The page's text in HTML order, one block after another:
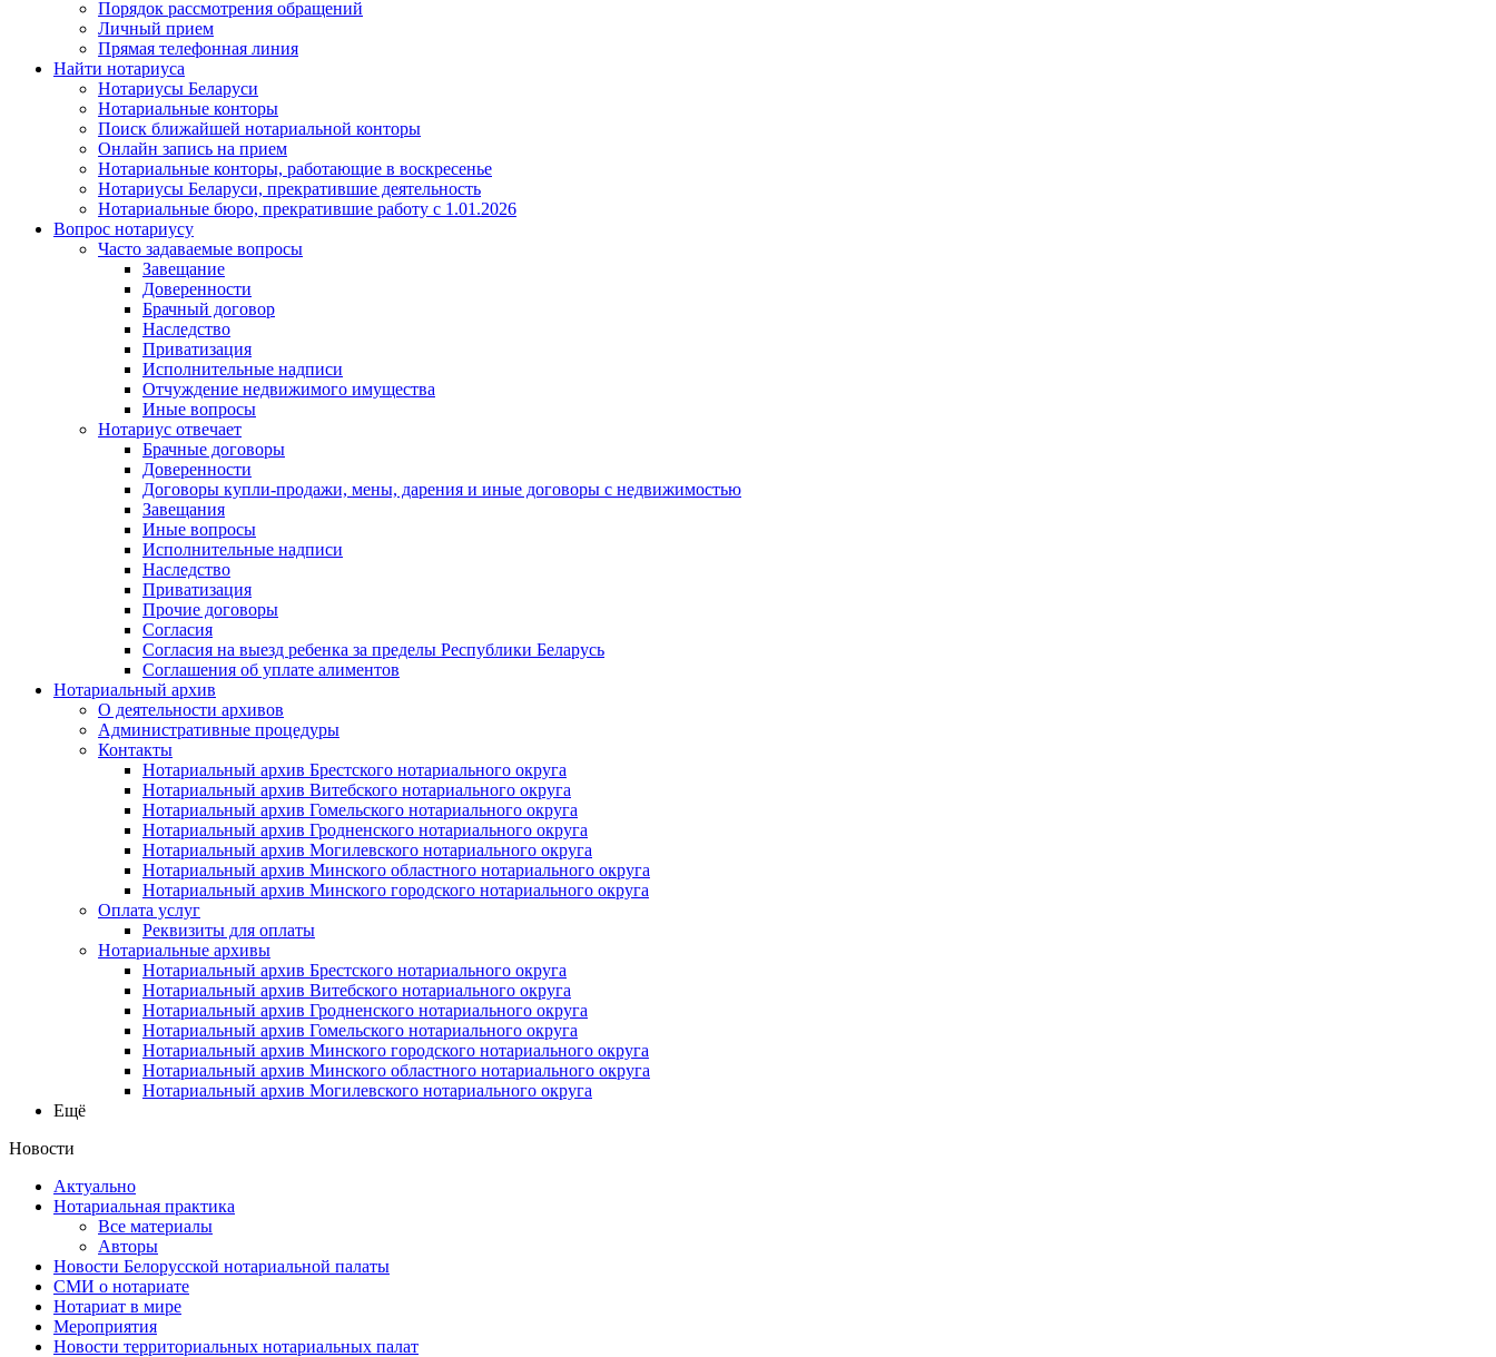
Порядок рассмотрения обращений
Личный прием
Прямая телефонная линия
Найти нотариуса
Нотариусы Беларуси
Нотариальные конторы
Поиск ближайшей нотариальной конторы
Онлайн запись на прием
Нотариальные конторы, работающие в воскресенье
Нотариусы Беларуси, прекратившие деятельность
Нотариальные бюро, прекратившие работу с 1.01.2026
Вопрос нотариусу
Часто задаваемые вопросы
Завещание
Доверенности
Брачный договор
Наследство
Приватизация
Исполнительные надписи
Отчуждение недвижимого имущества
Иные вопросы
Нотариус отвечает
Брачные договоры
Доверенности
Договоры купли-продажи, мены, дарения и иные договоры с недвижимостью
Завещания
Иные вопросы
Исполнительные надписи
Наследство
Приватизация
Прочие договоры
Согласия
Согласия на выезд ребенка за пределы Республики Беларусь
Соглашения об уплате алиментов
Нотариальный архив
О деятельности архивов
Административные процедуры
Контакты
Нотариальный архив Брестского нотариального округа
Нотариальный архив Витебского нотариального округа
Нотариальный архив Гомельского нотариального округа
Нотариальный архив Гродненского нотариального округа
Нотариальный архив Могилевского нотариального округа
Нотариальный архив Минского областного нотариального округа
Нотариальный архив Минского городского нотариального округа
Оплата услуг
Реквизиты для оплаты
Нотариальные архивы
Нотариальный архив Брестского нотариального округа
Нотариальный архив Витебского нотариального округа
Нотариальный архив Гродненского нотариального округа
Нотариальный архив Гомельского нотариального округа
Нотариальный архив Минского городского нотариального округа
Нотариальный архив Минского областного нотариального округа
Нотариальный архив Могилевского нотариального округа
Ещё
Новости
Актуально
Нотариальная практика
Все материалы
Авторы
Новости Белорусской нотариальной палаты
СМИ о нотариате
Нотариат в мире
Мероприятия
Новости территориальных нотариальных палат